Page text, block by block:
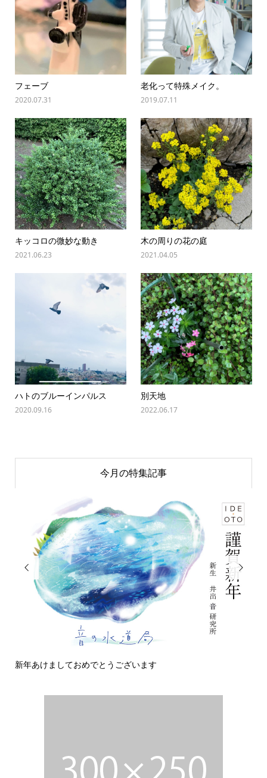
フェーブ
2020.07.31
老化って特殊メイク。
2019.07.11
キッコロの微妙な動き
2021.06.23
木の周りの花の庭
2021.04.05
ハトのブルーインパルス
2020.09.16
別天地
2022.06.17
今月の特集記事

新年あけましておめでとうございます
